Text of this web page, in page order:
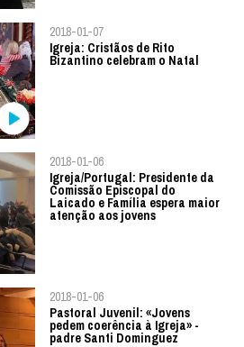
2018-01-07
Igreja: Cristãos de Rito
Bizantino celebram o Natal
2018-01-06
Igreja/Portugal: Presidente da
Comissão Episcopal do
Laicado e Família espera maior
atenção aos jovens
2018-01-06
Pastoral Juvenil: «Jovens
pedem coerência à Igreja» -
padre Santi Dominguez